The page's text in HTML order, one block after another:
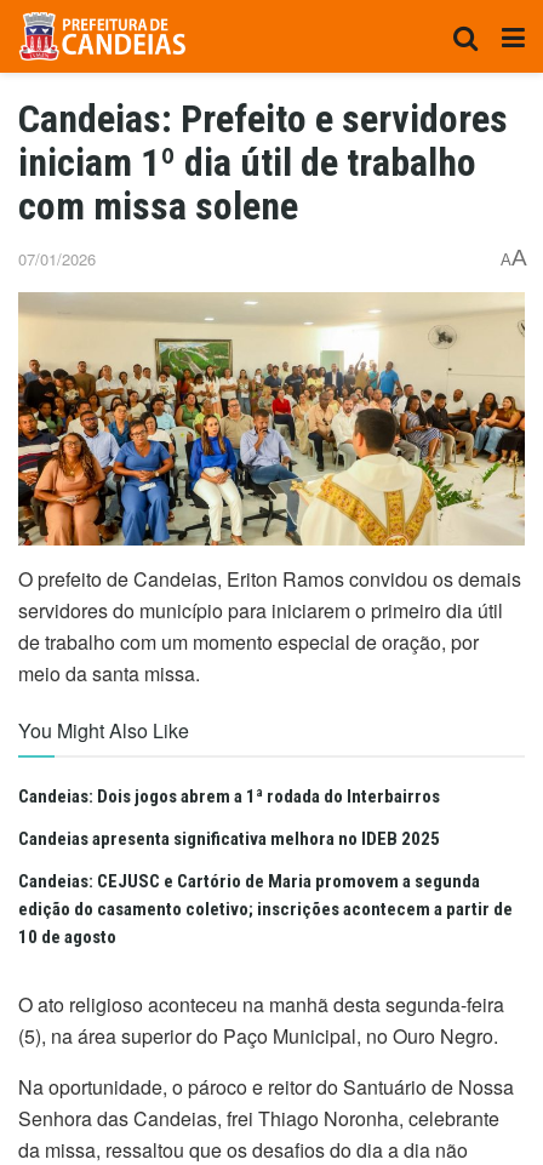
Candeias: Prefeito e servidores
iniciam 1º dia útil de trabalho
com missa solene
07/01/2026 AA
O prefeito de Candeias, Eriton Ramos convidou os demais
servidores do município para iniciarem o primeiro dia útil
de trabalho com um momento especial de oração, por
meio da santa missa.
You Might Also Like
Candeias: Dois jogos abrem a 1ª rodada do Interbairros
Candeias apresenta significativa melhora no IDEB 2025
Candeias: CEJUSC e Cartório de Maria promovem a segunda
edição do casamento coletivo; inscrições acontecem a partir de
10 de agosto
O ato religioso aconteceu na manhã desta segunda-feira
(5), na área superior do Paço Municipal, no Ouro Negro.
Na oportunidade, o pároco e reitor do Santuário de Nossa
Senhora das Candeias, frei Thiago Noronha, celebrante
da missa, ressaltou que os desafios do dia a dia não